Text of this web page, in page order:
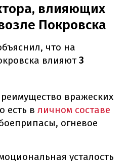
влияющих
Покровска
что на
влияют3
вражеских
есть вличном составе
огневое
усталость